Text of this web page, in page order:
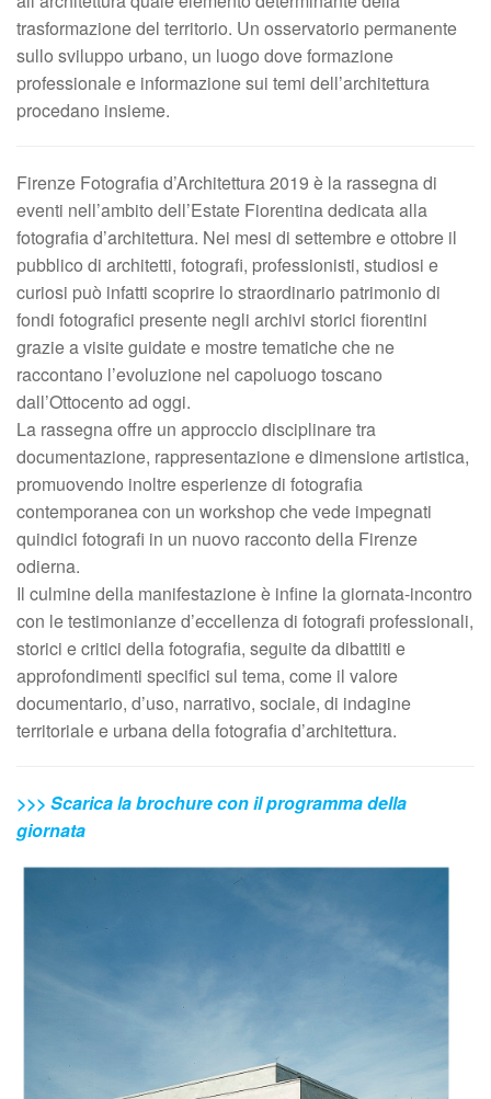
trasformazione del territorio. Un osservatorio permanente
sullo sviluppo urbano, un luogo dove formazione
professionale e informazione sui temi dell’architettura
procedano insieme.
Firenze Fotografia d’Architettura 2019 è la rassegna di
eventi nell’ambito dell’Estate Fiorentina dedicata alla
fotografia d’architettura. Nei mesi di settembre e ottobre il
pubblico di architetti, fotografi, professionisti, studiosi e
curiosi può infatti scoprire lo straordinario patrimonio di
fondi fotografici presente negli archivi storici fiorentini
grazie a visite guidate e mostre tematiche che ne
raccontano l’evoluzione nel capoluogo toscano
dall’Ottocento ad oggi.
La rassegna offre un approccio disciplinare tra
documentazione, rappresentazione e dimensione artistica,
promuovendo inoltre esperienze di fotografia
contemporanea con un workshop che vede impegnati
quindici fotografi in un nuovo racconto della Firenze
odierna.
Il culmine della manifestazione è infine la giornata-incontro
con le testimonianze d’eccellenza di fotografi professionali,
storici e critici della fotografia, seguite da dibattiti e
approfondimenti specifici sul tema, come il valore
documentario, d’uso, narrativo, sociale, di indagine
territoriale e urbana della fotografia d’architettura.
>>> Scarica la brochure con il programma della
giornata